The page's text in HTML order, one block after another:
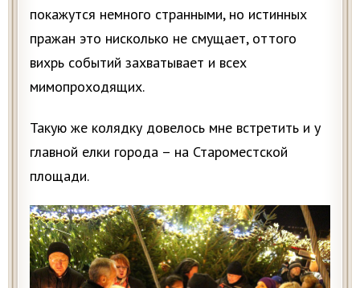
покажутся немного странными, но истинных
пражан это нисколько не смущает, оттого
вихрь событий захватывает и всех
мимопроходящих.
Такую же колядку довелось мне встретить и у
главной елки города – на Староместской
площади.